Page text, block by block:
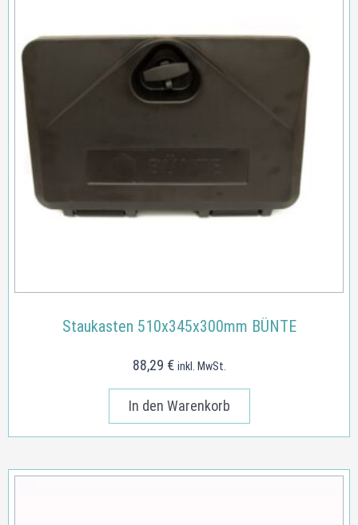
Staukasten 510x345x300mm BÜNTE
88,29 € inkl. MwSt.
In den Warenkorb